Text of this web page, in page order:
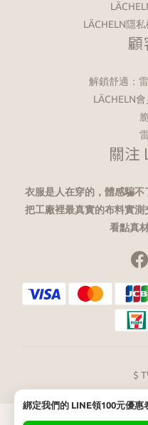
LÄCHELN隱
解鎖舒適：
LÄCHELN
關注
衣服是人在穿的，體感騙
把工廠裡最真實的布料實測
看點真
$
綁定我們的 LINE領100元優惠